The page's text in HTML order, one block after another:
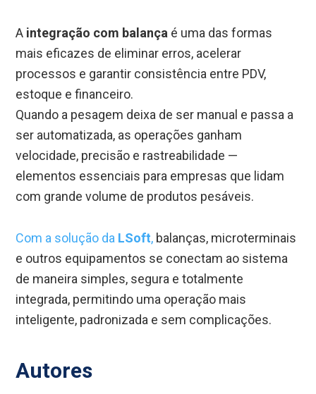
A integração com balança é uma das formas
mais eficazes de eliminar erros, acelerar
processos e garantir consistência entre PDV,
estoque e financeiro.
Quando a pesagem deixa de ser manual e passa a
ser automatizada, as operações ganham
velocidade, precisão e rastreabilidade —
elementos essenciais para empresas que lidam
com grande volume de produtos pesáveis.
Com a solução da LSoft, balanças, microterminais
e outros equipamentos se conectam ao sistema
de maneira simples, segura e totalmente
integrada, permitindo uma operação mais
inteligente, padronizada e sem complicações.
Autores